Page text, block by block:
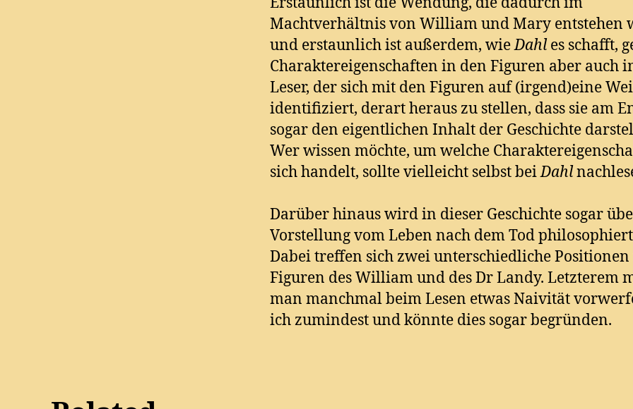
Machtverhältnis von William und Mary entstehen
und erstaunlich ist außerdem, wieDahles schafft,
Charaktereigenschaften in den Figuren aber auch
Leser, der sich mit den Figuren auf (irgend)eine
identifiziert, derart heraus zu stellen, dass sie am
sogar den eigentlichen Inhalt der Geschichte
Wer wissen möchte, um welche
sich handelt, sollte vielleicht selbst beiDahl
Darüber hinaus wird in dieser Geschichte sogar
Vorstellung vom Leben nach dem Tod
Dabei treffen sich zwei unterschiedliche
Figuren des William und des Dr Landy. Letzterem
man manchmal beim Lesen etwas Naivität
ich zumindest und könnte dies sogar begründen.